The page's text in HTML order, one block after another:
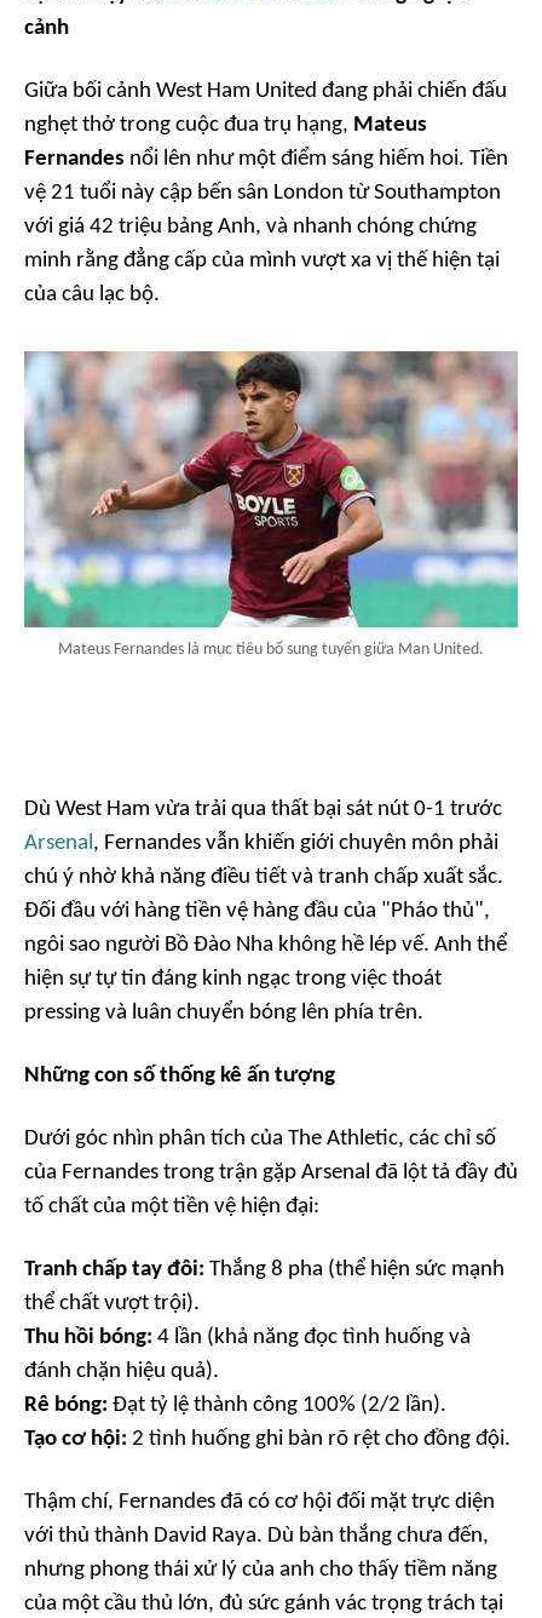
cảnh
Giữa bối cảnh West Ham United đang phải chiến đấu
nghẹt thở trong cuộc đua trụ hạng, Mateus
Fernandes nổi lên như một điểm sáng hiếm hoi. Tiền
vệ 21 tuổi này cập bến sân London từ Southampton
với giá 42 triệu bảng Anh, và nhanh chóng chứng
minh rằng đẳng cấp của mình vượt xa vị thế hiện tại
của câu lạc bộ.
Mateus Fernandes là mục tiêu bổ sung tuyến giữa Man United.
Dù West Ham vừa trải qua thất bại sát nút 0-1 trước
Arsenal, Fernandes vẫn khiến giới chuyên môn phải
chú ý nhờ khả năng điều tiết và tranh chấp xuất sắc.
Đối đầu với hàng tiền vệ hàng đầu của "Pháo thủ",
ngôi sao người Bồ Đào Nha không hề lép vế. Anh thể
hiện sự tự tin đáng kinh ngạc trong việc thoát
pressing và luân chuyển bóng lên phía trên.
Những con số thống kê ấn tượng
Dưới góc nhìn phân tích của The Athletic, các chỉ số
của Fernandes trong trận gặp Arsenal đã lột tả đầy đủ
tố chất của một tiền vệ hiện đại:
Tranh chấp tay đôi: Thắng 8 pha (thể hiện sức mạnh
thể chất vượt trội).
Thu hồi bóng: 4 lần (khả năng đọc tình huống và
đánh chặn hiệu quả).
Rê bóng: Đạt tỷ lệ thành công 100% (2/2 lần).
Tạo cơ hội: 2 tình huống ghi bàn rõ rệt cho đồng đội.
Thậm chí, Fernandes đã có cơ hội đối mặt trực diện
với thủ thành David Raya. Dù bàn thắng chưa đến,
nhưng phong thái xử lý của anh cho thấy tiềm năng
của một cầu thủ lớn, đủ sức gánh vác trọng trách tại